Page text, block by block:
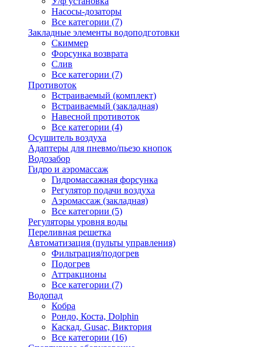
Насосы-дозаторы
Все категории (7)
Закладные элементы водоподготовки
Скиммер
Форсунка возврата
Слив
Все категории (7)
Противоток
Встраиваемый (комплект)
Встраиваемый (закладная)
Навесной противоток
Все категории (4)
Осушитель воздуха
Адаптеры для пневмо/пьезо кнопок
Водозабор
Гидро и аэромассаж
Гидромассажная форсунка
Регулятор подачи воздуха
Аэромассаж (закладная)
Все категории (5)
Регуляторы уровня воды
Переливная решетка
Автоматизация (пульты управления)
Фильтрация/подогрев
Подогрев
Аттракционы
Все категории (7)
Водопад
Кобра
Рондо, Коста, Dolphin
Каскад, Gusac, Виктория
Все категории (16)